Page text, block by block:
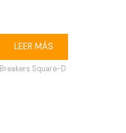
LEER MÁS
Breakers Square-D